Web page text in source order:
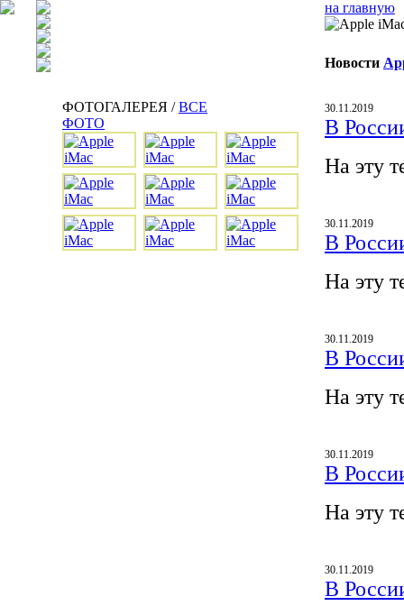
ФОТОГАЛЕРЕЯ /ВСЕ
ФОТО
на главную
Новости
30.11.2019
В
На эту
30.11.2019
В
На эту
30.11.2019
В
На эту
30.11.2019
В
На эту
30.11.2019
В